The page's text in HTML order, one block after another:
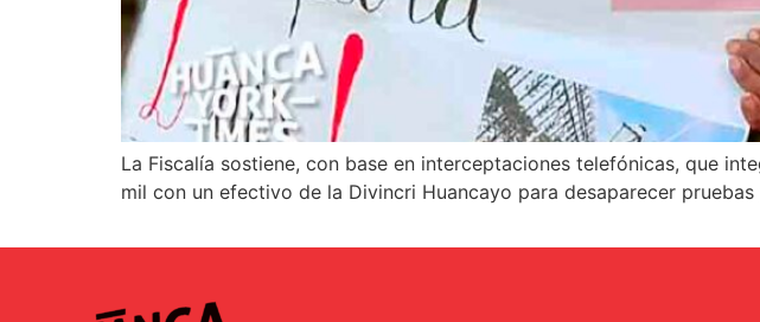
La Fiscalía sostiene, con base en interceptaciones telefónicas, que
mil con un efectivo de la Divincri Huancayo para desaparecer